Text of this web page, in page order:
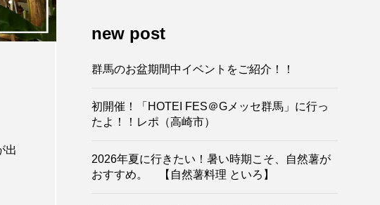
出
new post
群馬のお盆期間中イベントをご紹介！！
初開催！「HOTEI FES＠Gメッセ群馬」に行っ
たよ！！レポ（高崎市）
2026年夏に行きたい！暑い時期こそ、自然薯が
おすすめ。 【自然薯料理 といろ】